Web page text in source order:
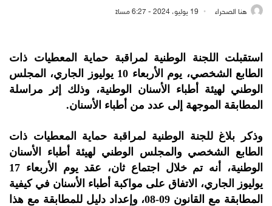
هنا الصحراء 19 يوليو، 2024 - 6:27 مساءً
استقبلت اللجنة الوطنية لمراقبة حماية المعطيات ذات
الطابع الشخصي، يوم الأربعاء 10 يوليوز الجاري، المجلس
الوطني لهيئة أطباء الأسنان الوطنية، وذلك إثر مراسلة
المطابقة الموجهة إلى عدد من أطباء الأسنان.
وذكر بلاغ للجنة الوطنية لمراقبة حماية المعطيات ذات
الطابع الشخصي والمجلس الوطني لهيئة أطباء الأسنان
الوطنية، أنه تم خلال اجتماع ثان، عقد يوم الأربعاء 17
يوليوز الجاري، الاتفاق على مواكبة أطباء الأسنان في كيفية
المطابقة مع القانون 09-08، وإعداد دليل للمطابقة مع هذا